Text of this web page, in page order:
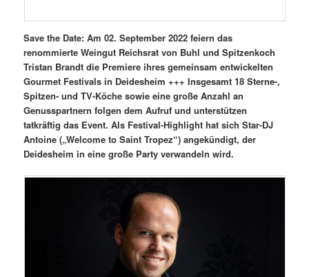
Save the Date: Am 02. September 2022 feiern das
renommierte Weingut Reichsrat von Buhl und Spitzenkoch
Tristan Brandt die Premiere ihres gemeinsam entwickelten
Gourmet Festivals in Deidesheim +++ Insgesamt 18 Sterne-,
Spitzen- und TV-Köche sowie eine große Anzahl an
Genusspartnern folgen dem Aufruf und unterstützen
tatkräftig das Event. Als Festival-Highlight hat sich Star-DJ
Antoine („Welcome to Saint Tropez“) angekündigt, der
Deidesheim in eine große Party verwandeln wird.